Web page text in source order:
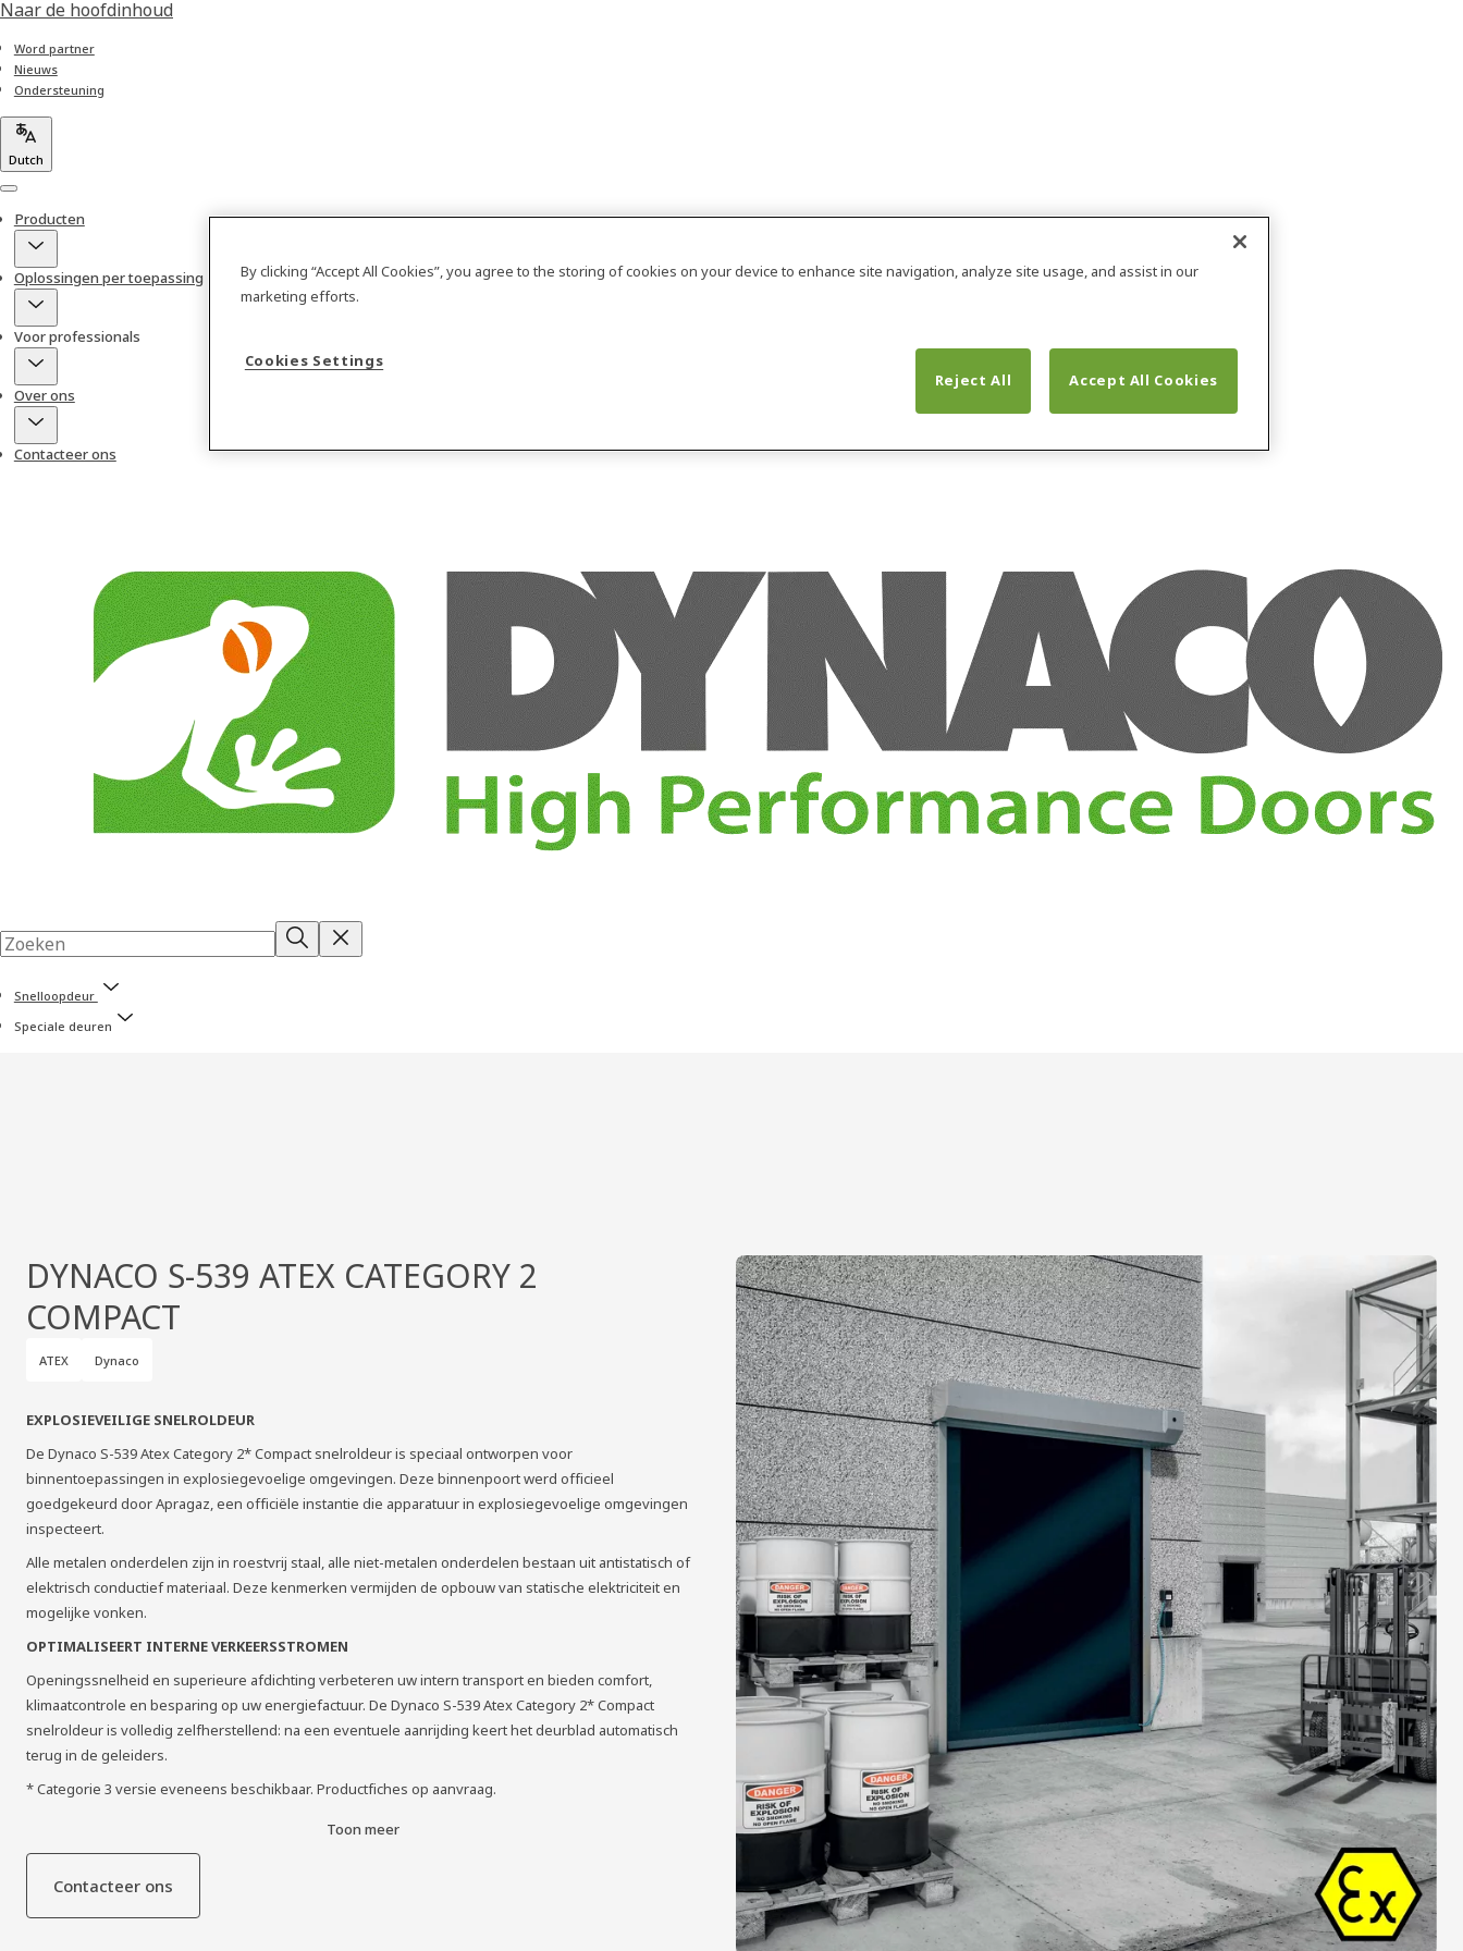
Naar de hoofdinhoud
Word partner
Nieuws
Ondersteuning
Dutch
Menu
Producten
Oplossingen per toepassing
Voor professionals
Over ons
Contacteer ons
Snelloopdeur
Speciale deuren
DYNACO S-539 ATEX CATEGORY 2
COMPACT
ATEX Dynaco
EXPLOSIEVEILIGE SNELROLDEUR
De Dynaco S-539 Atex Category 2* Compact snelroldeur is speciaal ontworpen voor
binnentoepassingen in explosiegevoelige omgevingen. Deze binnenpoort werd officieel
goedgekeurd door Apragaz, een officiële instantie die apparatuur in explosiegevoelige omgevingen
inspecteert.
Alle metalen onderdelen zijn in roestvrij staal, alle niet-metalen onderdelen bestaan uit antistatisch of
elektrisch conductief materiaal. Deze kenmerken vermijden de opbouw van statische elektriciteit en
mogelijke vonken.
OPTIMALISEERT INTERNE VERKEERSSTROMEN
Openingssnelheid en superieure afdichting verbeteren uw intern trans­port en bieden comfort,
klimaatcontrole en besparing op uw energiefac­tuur. De Dynaco S-539 Atex Category 2* Compact
snelroldeur is volledig zelfherstellend: na een eventuele aanrijding keert het deurblad automatisch
terug in de geleiders.
* Categorie 3 versie eveneens beschikbaar. Productfiches op aanvraag.
Toon meer
Contacteer ons
By clicking “Accept All Cookies”, you agree to the storing of cookies on your device to enhance site navigation, analyze site usage, and assist in our
marketing efforts.
Cookies Settings
Reject All
Accept All Cookies